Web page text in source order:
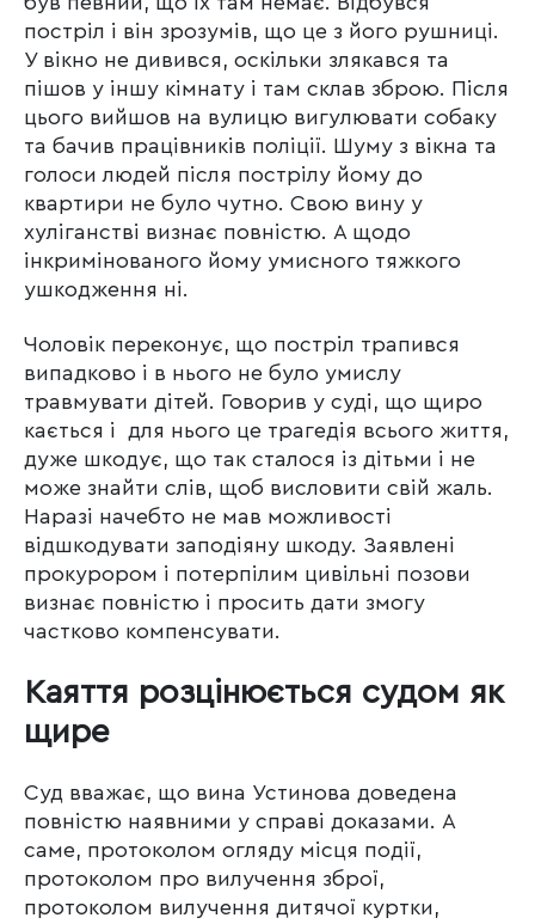
постріл і він зрозумів, що це з його рушниці.
У вікно не дивився, оскільки злякався та
пішов у іншу кімнату і там склав зброю. Після
цього вийшов на вулицю вигулювати собаку
та бачив працівників поліції. Шуму з вікна та
голоси людей після пострілу йому до
квартири не було чутно. Свою вину у
хуліганстві визнає повністю. А щодо
інкримінованого йому умисного тяжкого
ушкодження ні.
Чоловік переконує, що постріл трапився
випадково і в нього не було умислу
травмувати дітей. Говорив у суді, що щиро
кається і для нього це трагедія всього життя,
дуже шкодує, що так сталося із дітьми і не
може знайти слів, щоб висловити свій жаль.
Наразі начебто не мав можливості
відшкодувати заподіяну шкоду. Заявлені
прокурором і потерпілим цивільні позови
визнає повністю і просить дати змогу
частково компенсувати.
Каяття розцінюється судом як
щире
Суд вважає, що вина Устинова доведена
повністю наявними у справі доказами. А
саме, протоколом огляду місця події,
протоколом про вилучення зброї,
протоколом вилучення дитячої куртки,